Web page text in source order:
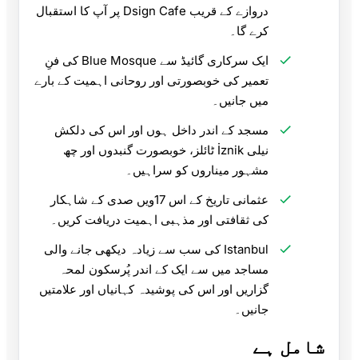
دروازے کے قریب Dsign Cafe پر آپ کا استقبال
کرے گا۔
ایک سرکاری گائیڈ سے Blue Mosque کی فنِ
تعمیر کی خوبصورتی اور روحانی اہمیت کے بارے
میں جانیں۔
مسجد کے اندر داخل ہوں اور اس کی دلکش
نیلی İznik ٹائلز، خوبصورت گنبدوں اور چھ
مشہور میناروں کو سراہیں۔
عثمانی تاریخ کے اس 17ویں صدی کے شاہکار
کی ثقافتی اور مذہبی اہمیت دریافت کریں۔
Istanbul کی سب سے زیادہ دیکھی جانے والی
مساجد میں سے ایک کے اندر پُرسکون لمحہ
گزاریں اور اس کی پوشیدہ کہانیاں اور علامتیں
جانیں۔
شامل ہے